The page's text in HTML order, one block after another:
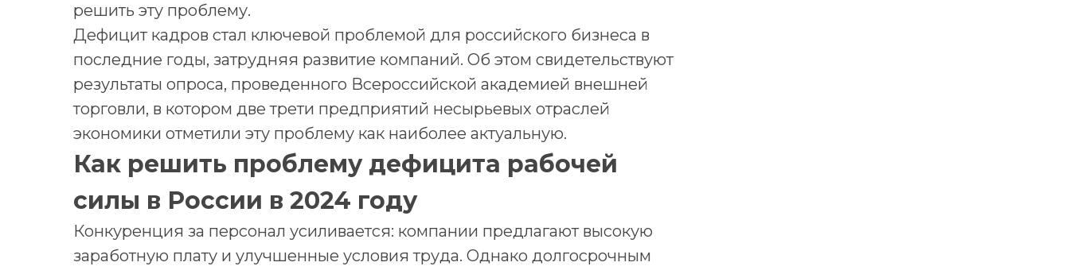
решить эту проблему.
Дефицит кадров стал ключевой проблемой для российского бизнеса в
последние годы, затрудняя развитие компаний. Об этом свидетельствуют
результаты опроса, проведенного Всероссийской академией внешней
торговли, в котором две трети предприятий несырьевых отраслей
экономики отметили эту проблему как наиболее актуальную.
Как решить проблему дефицита рабочей
силы в России в 2024 году
Конкуренция за персонал усиливается: компании предлагают высокую
заработную плату и улучшенные условия труда. Однако долгосрочным